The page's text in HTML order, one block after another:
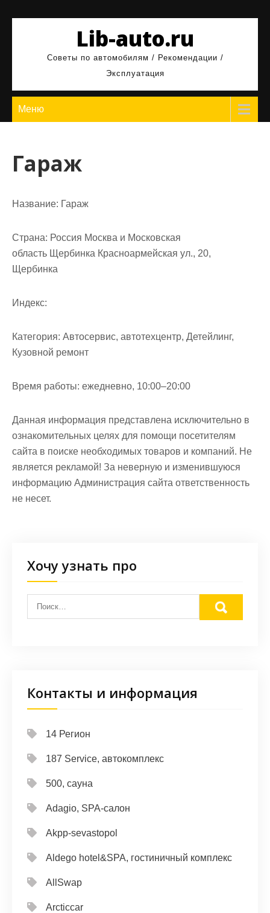
Lib-auto.ru
Советы по автомобилям / Рекомендации /
Эксплуатация
Меню
Гараж
Название: Гараж
Страна: Россия Москва и Московская
область Щербинка Красноармейская ул., 20,
Щербинка
Индекс:
Категория: Автосервис, автотехцентр, Детейлинг,
Кузовной ремонт
Время работы: ежедневно, 10:00–20:00
Данная информация представлена исключительно в
ознакомительных целях для помощи посетителям
сайта в поиске необходимых товаров и компаний. Не
является рекламой! За неверную и изменившуюся
информацию Администрация сайта ответственность
не несет.
Хочу узнать про
Контакты и информация
14 Регион
187 Service, автокомплекс
500, сауна
Adagio, SPA-салон
Akpp-sevastopol
Aldego hotel&SPA, гостиничный комплекс
AllSwap
Arcticcar